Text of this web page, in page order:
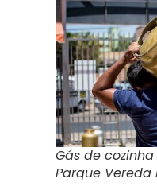
Gás de
Parque Vereda